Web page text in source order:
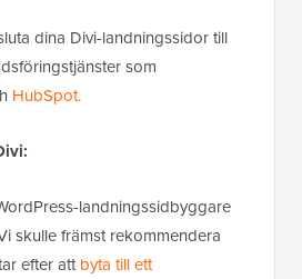
dina Divi-landningssidor till
som
HubSpot.
landningssidbyggare
skulle främst rekommendera
efter attbyta till ett